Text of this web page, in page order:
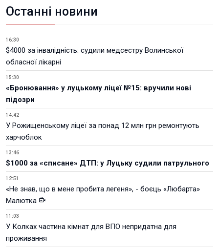
Останні новини
16:30
$4000 за інвалідність: судили медсестру Волинської
обласної лікарні
15:30
«Бронювання» у луцькому ліцеї №15: вручили нові
підозри
14:42
У Рожищенському ліцеї за понад 12 млн грн ремонтують
харчоблок
13:46
$1000 за «списане» ДТП: у Луцьку судили патрульного
12:51
«Не знав, що в мене пробита легеня», - боєць «Любарта»
Малютка
11:03
У Колках частина кімнат для ВПО непридатна для
проживання